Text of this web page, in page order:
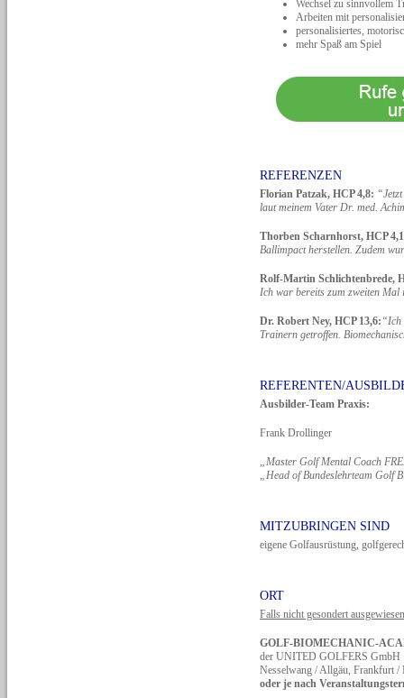
Wechsel zu sinnvollem
Arbeiten mit
personalisiertes,
mehr Spaß am Spiel
REFERENZEN
Florian Patzak, HCP 4,8:
laut meinem Vater Dr. med.
Thorben Scharnhorst, HCP
Ballimpact herstellen. Zudem
Rolf-Martin Schlichtenbrede,
Ich war bereits zum zweiten Mal
Dr. Robert Ney, HCP 13,6:
Trainern getroffen.
REFERENTEN/
Ausbilder-Team Praxis:
Frank Drollinger
„Master Golf Mental Coach
„Head of Bundeslehrteam Golf
MITZUBRINGEN SIND
eigene Golfausrüstung,
ORT
Falls nicht gesondert
GOLF-BIOMECHANIC-
der UNITED GOLFERS GmbH
Nesselwang / Allgäu, Frankfurt
oder je nach